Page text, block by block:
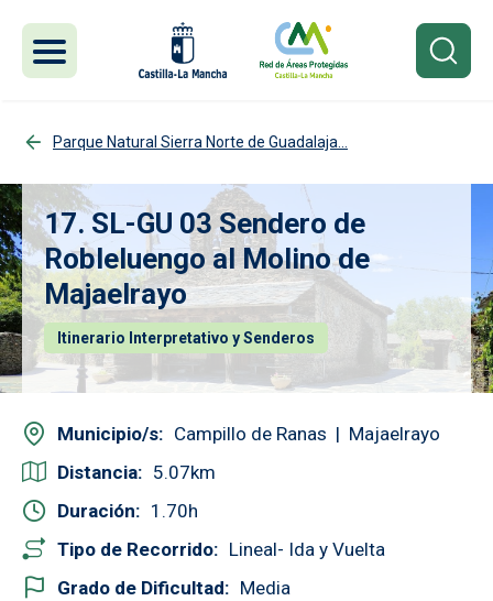
Parque Natural Sierra Norte de Guadalaja...
17. SL-GU 03 Sendero de
Robleluengo al Molino de
Majaelrayo
Itinerario Interpretativo y Senderos
Municipio/s Campillo de Ranas
Majaelrayo
Distancia
5.07
Duración
1.70
Tipo de Recorrido
Lineal- Ida y Vuelta
Grado de Dificultad
Media